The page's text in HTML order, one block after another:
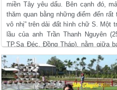
miền Tây yêu dấu. Bên cạnh đó,
thăm quan bằng những điểm đến
vô nhị” trên dải đất hình chữ S. Một
lầu của anh Trần Thanh Nguyên
TP.Sa Đéc, Đồng Tháp), nằm giữa
của căn nhà này là nó có hình dáng
dụng cũng được treo ngược.